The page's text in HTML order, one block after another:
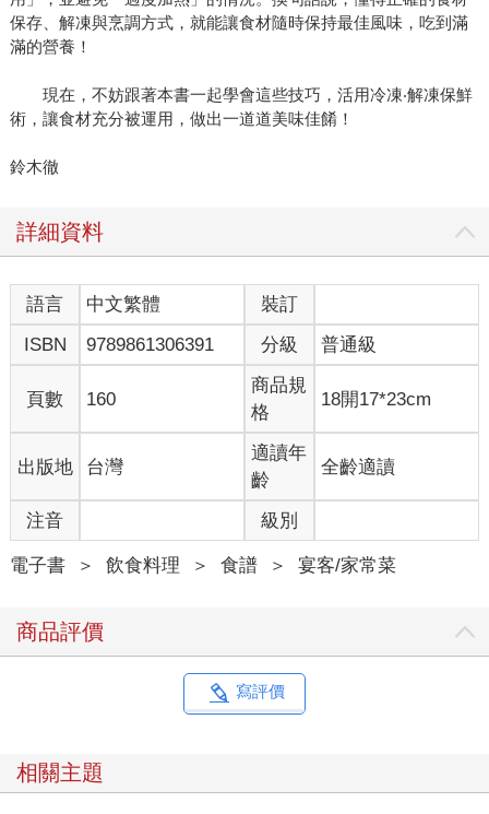
保存、解凍與烹調方式，就能讓食材隨時保持最佳風味，吃到滿
滿的營養！
現在，不妨跟著本書一起學會這些技巧，活用冷凍‧解凍保鮮
術，讓食材充分被運用，做出一道道美味佳餚！
鈴木徹
詳細資料
語言 中文繁體
裝訂
ISBN
9789861306391 分級 普通級
頁數 160
商品規
格
18開17*23cm
出版地 台灣
適讀年
齡
全齡適讀
注音 級別
電子書 ＞ 飲食料理 ＞ 食譜 ＞ 宴客/家常菜
商品評價
寫評價
相關主題